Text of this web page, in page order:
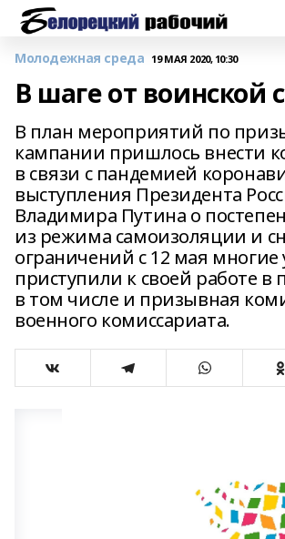
Молодежная среда 19 МАЯ 2020, 10:30
В шаге от воинской
В план мероприятий по
кампании пришлось внести
в связи с пандемией
выступления Президента
Владимира Путина о
из режима самоизоляции и
ограничений с 12 мая
приступили к своей работе в
в том числе и призывная
военного комиссариата.